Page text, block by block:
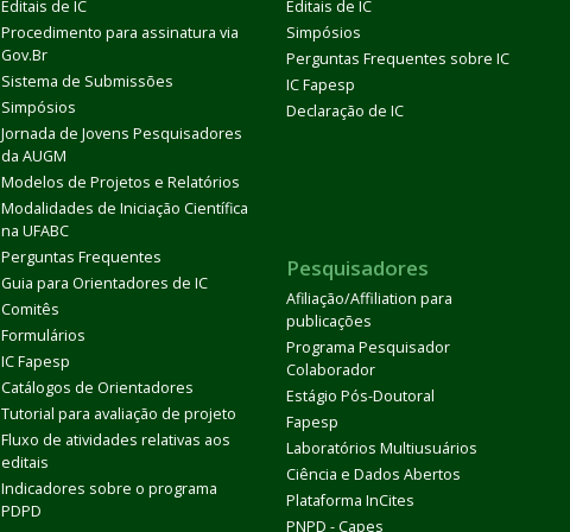
Editais de IC
Procedimento para assinatura via
Gov.Br
Sistema de Submissões
Simpósios
Jornada de Jovens Pesquisadores
da AUGM
Modelos de Projetos e Relatórios
Modalidades de Iniciação Científica
na UFABC
Perguntas Frequentes
Guia para Orientadores de IC
Comitês
Formulários
IC Fapesp
Catálogos de Orientadores
Tutorial para avaliação de projeto
Fluxo de atividades relativas aos
editais
Indicadores sobre o programa
PDPD
Editais de IC
Simpósios
Perguntas Frequentes sobre IC
IC Fapesp
Declaração de IC
Pesquisadores
Afiliação/Affiliation para
publicações
Programa Pesquisador
Colaborador
Estágio Pós-Doutoral
Fapesp
Laboratórios Multiusuários
Ciência e Dados Abertos
Plataforma InCites
PNPD - Capes